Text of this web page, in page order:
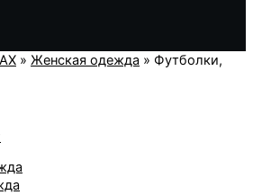
» Женская одежда » Футболки,